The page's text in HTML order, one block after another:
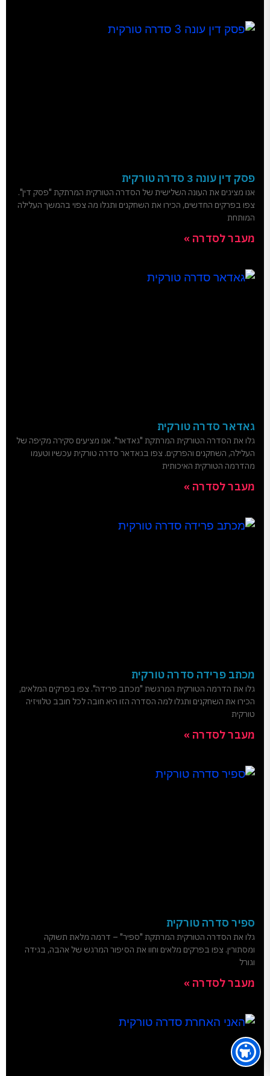
פסק דין עונה 3 סדרה טורקית
אנו מציגים את העונה השלישית של הסדרה הטורקית המרתקת "פסק דין".
צפו בפרקים החדשים, הכירו את השחקנים ותגלו מה צפוי בהמשך העלילה
המותחת
מעבר לסדרה »
גאדאר סדרה טורקית
גלו את הסדרה הטורקית המרתקת "גאדאר". אנו מציעים סקירה מקיפה של
העלילה, השחקנים והפרקים. צפו בגאדאר סדרה טורקית עכשיו וטעמו
מהדרמה הטורקית האיכותית
מעבר לסדרה »
מכתב פרידה סדרה טורקית
גלו את הדרמה הטורקית המרגשת "מכתב פרידה". צפו בפרקים המלאים,
הכירו את השחקנים ותגלו למה הסדרה הזו היא חובה לכל חובב טלוויזיה
טורקית
מעבר לסדרה »
ספיר סדרה טורקית
גלו את הסדרה הטורקית המרתקת "ספיר" – דרמה מלאת תשוקה
ומסתורין. צפו בפרקים מלאים וחוו את הסיפור המרגש של אהבה, בגידה
וגורל
מעבר לסדרה »